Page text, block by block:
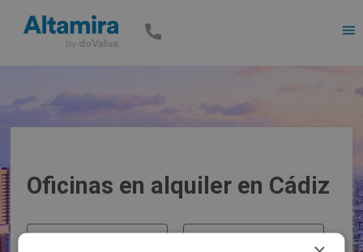
Oficinas en alquiler en Cádiz